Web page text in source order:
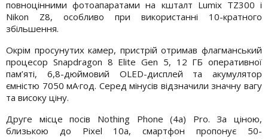
повноцінними фотоапаратами на кшталт Lumix TZ300 і
Nikon Z8, особливо при використанні 10-кратного
збільшення.
Окрім просунутих камер, пристрій отримав флагманський
процесор Snapdragon 8 Elite Gen 5, 12 ГБ оперативної
пам’яті, 6,8-дюймовий OLED-дисплей та акумулятор
ємністю 7050 мА·год. Серед мінусів відзначили значну вагу
та високу ціну.
Друге місце посів Nothing Phone (4a) Pro. За ціною,
близькою до Pixel 10a, смартфон пропонує 50-